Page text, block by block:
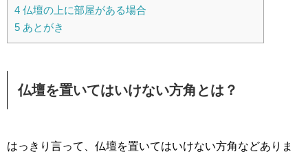
4 仏壇の上に部屋がある場合
5 あとがき
仏壇を置いてはいけない方角とは？
はっきり言って、仏壇を置いてはいけない方角などありま